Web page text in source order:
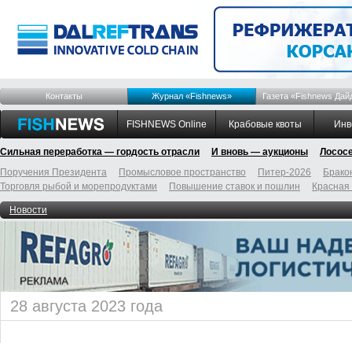
Контакты Журнал «Fishnews» Газета «Fishnews
FISHNEWS Online Крабовые квоты
Сильная переработка — гордость отрасли И вновь — аукционы
Поручения Президента
Промысловое пространство Питер-2026
Торговля рыбой и морепродуктами
Повышение ставок и пошлин
Новости
28 августа 2023 года